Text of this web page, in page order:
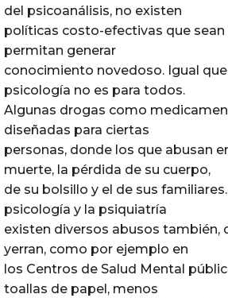
del psicoanálisis, no existen
políticas costo-efectivas que
permitan generar
conocimiento novedoso. Igual
psicología no es para todos.
Algunas drogas como
diseñadas para ciertas
personas, donde los que abusan
muerte, la pérdida de su cuerpo,
de su bolsillo y el de sus
psicología y la psiquiatría
existen diversos abusos también,
yerran, como por ejemplo en
los Centros de Salud Mental
toallas de papel, menos